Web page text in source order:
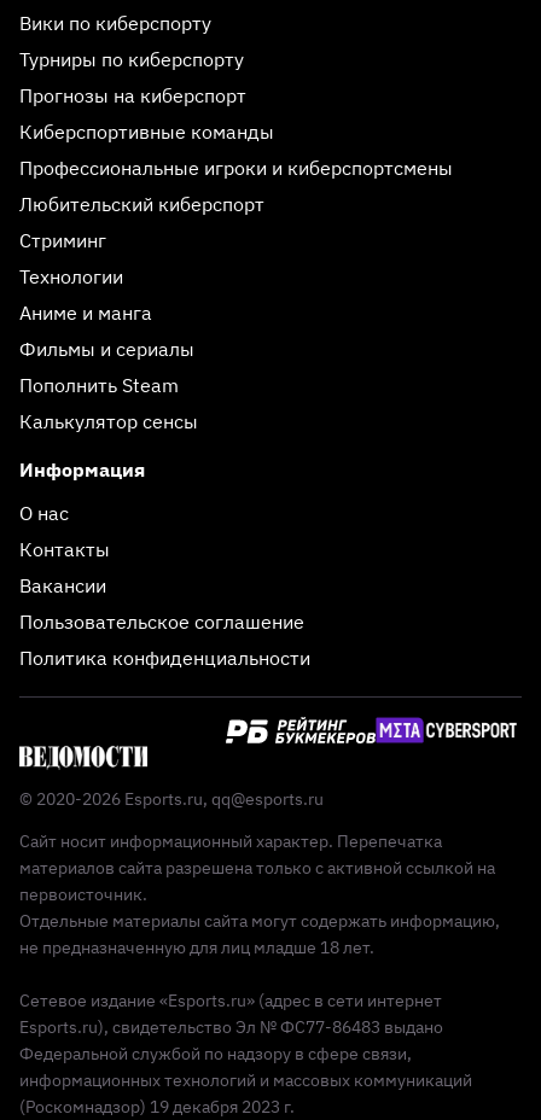
Вики по киберспорту
Турниры по киберспорту
Прогнозы на киберспорт
Киберспортивные команды
Профессиональные игроки и киберспортсмены
Любительский киберспорт
Стриминг
Технологии
Аниме и манга
Фильмы и сериалы
Пополнить Steam
Калькулятор сенсы
Информация
О нас
Контакты
Вакансии
Пользовательское соглашение
Политика конфиденциальности
© 2020-2026 Esports.ru, qq@esports.ru
Сайт носит информационный характер. Перепечатка
материалов сайта разрешена только с активной ссылкой на
первоисточник.
Отдельные материалы сайта могут содержать информацию,
не предназначенную для лиц младше 18 лет.
Сетевое издание «Esports.ru» (адрес в сети интернет
Esports.ru), свидетельство Эл № ФС77-86483 выдано
Федеральной службой по надзору в сфере связи,
информационных технологий и массовых коммуникаций
(Роскомнадзор) 19 декабря 2023 г.